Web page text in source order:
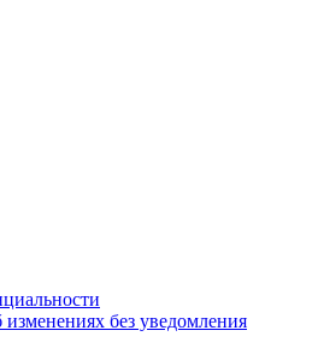
без уведомления